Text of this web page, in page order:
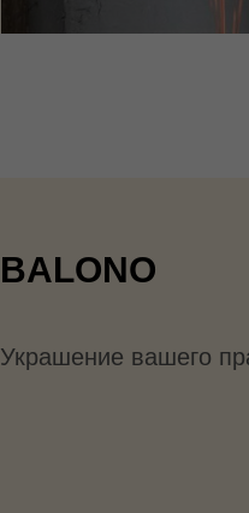
BALONO
Украшение вашего